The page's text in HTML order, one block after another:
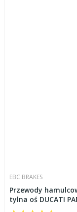
EBC BRAKES
Przewody
tylna oś DUCATI